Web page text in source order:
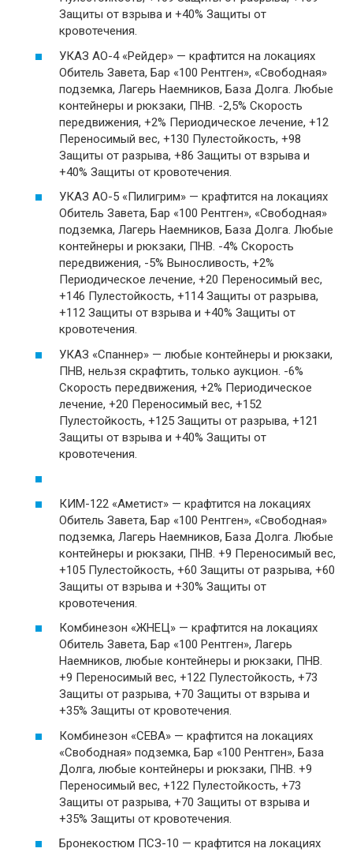
Защиты от взрыва и +40% Защиты от
кровотечения.
УКАЗ АО-4 «Рейдер» — крафтится на локациях
Обитель Завета, Бар «100 Рентген», «Свободная»
подземка, Лагерь Наемников, База Долга. Любые
контейнеры и рюкзаки, ПНВ. -2,5% Скорость
передвижения, +2% Периодическое лечение, +12
Переносимый вес, +130 Пулестойкость, +98
Защиты от разрыва, +86 Защиты от взрыва и
+40% Защиты от кровотечения.
УКАЗ АО-5 «Пилигрим» — крафтится на локациях
Обитель Завета, Бар «100 Рентген», «Свободная»
подземка, Лагерь Наемников, База Долга. Любые
контейнеры и рюкзаки, ПНВ. -4% Скорость
передвижения, -5% Выносливость, +2%
Периодическое лечение, +20 Переносимый вес,
+146 Пулестойкость, +114 Защиты от разрыва,
+112 Защиты от взрыва и +40% Защиты от
кровотечения.
УКАЗ «Спаннер» — любые контейнеры и рюкзаки,
ПНВ, нельзя скрафтить, только аукцион. -6%
Скорость передвижения, +2% Периодическое
лечение, +20 Переносимый вес, +152
Пулестойкость, +125 Защиты от разрыва, +121
Защиты от взрыва и +40% Защиты от
кровотечения.
КИМ-122 «Аметист» — крафтится на локациях
Обитель Завета, Бар «100 Рентген», «Свободная»
подземка, Лагерь Наемников, База Долга. Любые
контейнеры и рюкзаки, ПНВ. +9 Переносимый вес,
+105 Пулестойкость, +60 Защиты от разрыва, +60
Защиты от взрыва и +30% Защиты от
кровотечения.
Комбинезон «ЖНЕЦ» — крафтится на локациях
Обитель Завета, Бар «100 Рентген», Лагерь
Наемников, любые контейнеры и рюкзаки, ПНВ.
+9 Переносимый вес, +122 Пулестойкость, +73
Защиты от разрыва, +70 Защиты от взрыва и
+35% Защиты от кровотечения.
Комбинезон «СЕВА» — крафтится на локациях
«Свободная» подземка, Бар «100 Рентген», База
Долга, любые контейнеры и рюкзаки, ПНВ. +9
Переносимый вес, +122 Пулестойкость, +73
Защиты от разрыва, +70 Защиты от взрыва и
+35% Защиты от кровотечения.
Бронекостюм ПСЗ-10 — крафтится на локациях